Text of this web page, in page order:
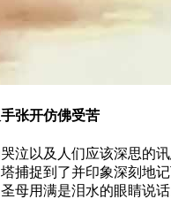
张开仿佛受苦
泣以及人们应该深思的
捕捉到了并印象深刻地
母用满是泪水的眼睛说